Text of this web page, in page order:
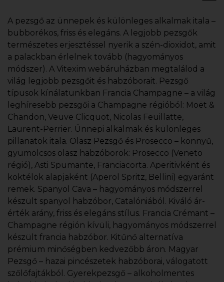
A pezsgő az ünnepek és különleges alkalmak itala –
bubborékos, friss és elegáns. A legjobb pezsgők
természetes erjesztéssel nyerik a szén-dioxidot, amit
a palackban érlelnek tovább (hagyományos
módszer). A Vitexim webáruházban megtalálod a
világ legjobb pezsgőit és habzóborait. Pezsgő
típusok kínálatunkban Francia Champagne – a világ
leghíresebb pezsgői a Champagne régióból: Moët &
Chandon, Veuve Clicquot, Nicolas Feuillatte,
Laurent-Perrier. Ünnepi alkalmak és különleges
pillanatok itala. Olasz Pezsgő és Prosecco – könnyű,
gyümölcsös olasz habzóborok: Prosecco (Veneto
régió), Asti Spumante, Franciacorta. Aperitivként és
koktélok alapjaként (Aperol Spritz, Bellini) egyaránt
remek. Spanyol Cava – hagyományos módszerrel
készült spanyol habzóbor, Catalóniából. Kiváló ár-
érték arány, friss és elegáns stílus. Francia Crémant –
Champagne régión kívüli, hagyományos módszerrel
készült francia habzóbor. Kitűnő alternatíva
prémium minőségben kedvezőbb áron. Magyar
Pezsgő – hazai pincészetek habzóborai, válogatott
szőlőfajtákból. Gyerekpezsgő – alkoholmentes